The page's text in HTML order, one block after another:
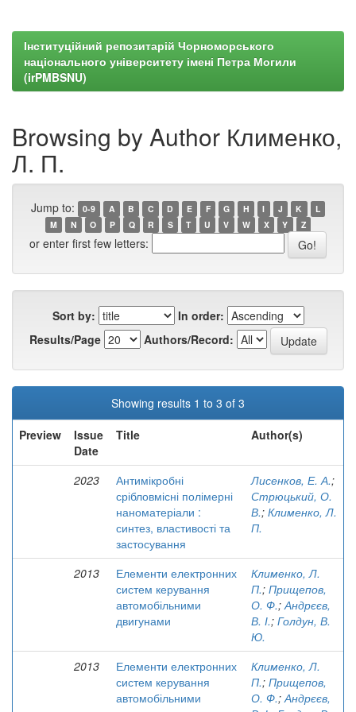
Інституційний репозитарій Чорноморського
національного університету імені Петра Могили
(irPMBSNU)
Browsing by Author Клименко,
Л. П.
Jump to: 0-9 A B C D E F G H I J K
L
M
N O P Q R S T U V W X Y Z
or enter first few letters:
Sort by:
In order:
Results/Page
Authors/Record:
Showing results 1 to 3 of 3
Preview
Issue
Date
Title Author(s)
2023
Антимікробні
срібловмісні полімерні
наноматеріали :
синтез, властивості та
застосування
Лисенков, Е. А.;
Стрюцький, О.
В.; Клименко, Л.
П.
2013
Елементи електронних
систем керування
автомобільними
двигунами
Клименко, Л.
П.; Прищепов,
О. Ф.;Андрєєв,
В. І.; Голдун, В.
Ю.
2013
Елементи електронних
систем керування
автомобільними
Клименко, Л.
П.; Прищепов,
О. Ф.;Андрєєв,